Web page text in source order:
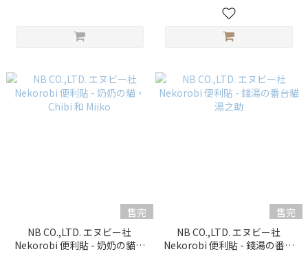
售完
NB CO.,LTD. エヌビー社
Nekorobi 便利貼 - 奶奶の貓，
售完
NB CO.,LTD. エヌビー社
Nekorobi 便利貼 - 錢湯の番台